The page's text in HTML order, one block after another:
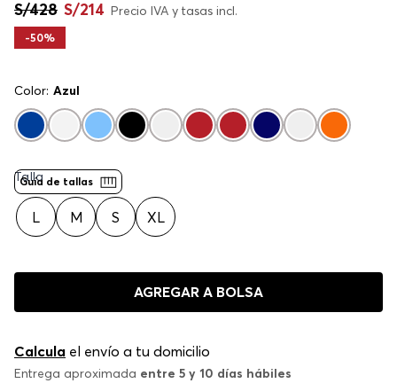
S/428 S/214 Precio IVA y tasas incl.
-50%
Color: Azul
Guía de tallas
Talla
L M S XL
AGREGAR A BOLSA
Calcula el envío a tu domicilio
Entrega aproximada entre 5 y 10 días hábiles